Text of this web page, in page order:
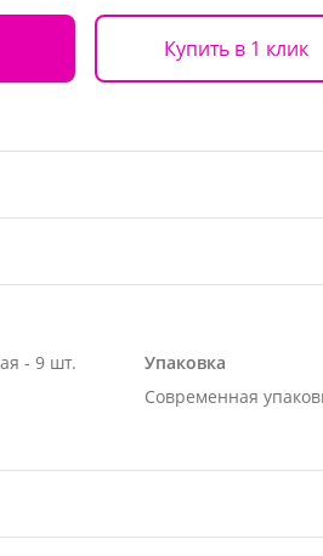
Купить в 1 клик
- 9 шт.
Упаковка
Современная